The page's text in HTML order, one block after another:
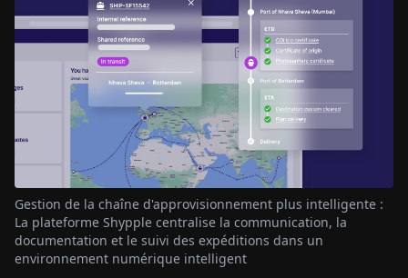
Gestion de la chaîne d'approvisionnement plus intelligente :
La plateforme Shypple centralise la communication, la
documentation et le suivi des expéditions dans un
environnement numérique intelligent